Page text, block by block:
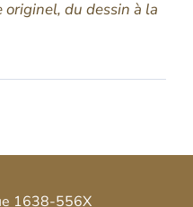
originel, du dessin à la
1638-556X